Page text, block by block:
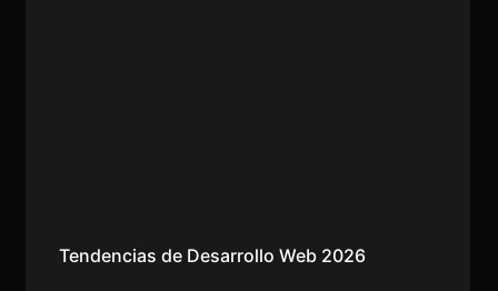
Tendencias de Desarrollo Web 2026